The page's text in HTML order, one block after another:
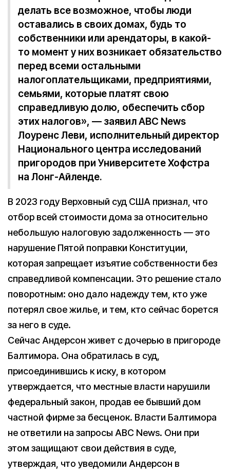
делать все возможное, чтобы люди
оставались в своих домах, будь то
собственники или арендаторы, в какой-
то момент у них возникает обязательство
перед всеми остальными
налогоплательщиками, предприятиями,
семьями, которые платят свою
справедливую долю, обеспечить сбор
этих налогов», — заявил ABC News
Лоуренс Леви, исполнительный директор
Национального центра исследований
пригородов при Университете Хофстра
на Лонг-Айленде.
В 2023 году Верховный суд США признал, что
отбор всей стоимости дома за относительно
небольшую налоговую задолженность — это
нарушение Пятой поправки Конституции,
которая запрещает изъятие собственности без
справедливой компенсации. Это решение стало
поворотным: оно дало надежду тем, кто уже
потерял свое жилье, и тем, кто сейчас борется
за него в суде.
Сейчас Андерсон живет с дочерью в пригороде
Балтимора. Она обратилась в суд,
присоединившись к иску, в котором
утверждается, что местные власти нарушили
федеральный закон, продав ее бывший дом
частной фирме за бесценок. Власти Балтимора
не ответили на запросы ABC News. Они при
этом защищают свои действия в суде,
утверждая, что уведомили Андерсон в